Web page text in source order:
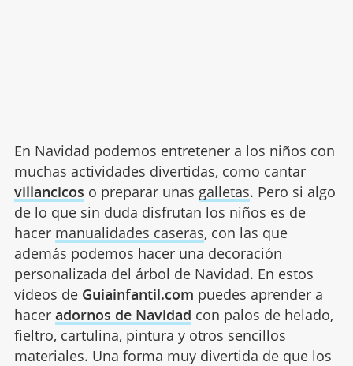
En Navidad podemos entretener a los niños con
muchas actividades divertidas, como cantar
villancicos o preparar unas galletas. Pero si algo
de lo que sin duda disfrutan los niños es de
hacer manualidades caseras, con las que
además podemos hacer una decoración
personalizada del árbol de Navidad. En estos
vídeos de Guiainfantil.com puedes aprender a
hacer adornos de Navidad con palos de helado,
fieltro, cartulina, pintura y otros sencillos
materiales. Una forma muy divertida de que los